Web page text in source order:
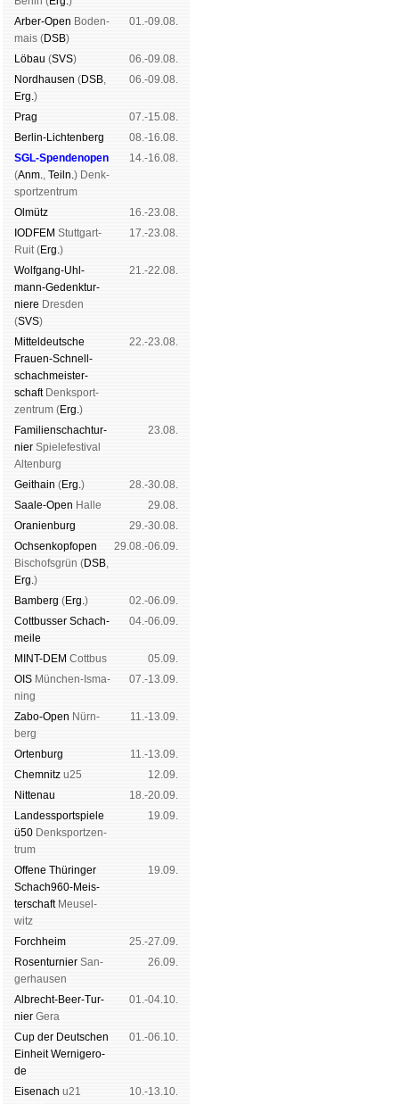
Arber-Open Boden­
mais (DSB)
01.-09.08.
Lö­bau (SVS)
06.-09.08.
Nord­hau­sen (DSB,
Erg.)
06.-09.08.
Prag
07.-15.08.
Berlin-Lich­ten­berg
08.-16.08.
SGL-Spenden­open
(Anm., Teiln.) Denk­
sport­zen­trum
14.-16.08.
Ol­mütz
16.-23.08.
IODFEM Stutt­gart-
Ruit (Erg.)
17.-23.08.
Wolf­gang-Uhl­
mann-Ge­denk­tur­
niere Dres­den
(SVS)
21.-22.08.
Mit­tel­deu­tsche
Frauen-Schnell­
schach­meis­ter­
schaftDenk­sport­
zen­trum (Erg.)
22.-23.08.
Familien­schach­tur­
nier Spiele­fes­ti­val
Al­ten­burg
23.08.
Geit­hain (Erg.)
28.-30.08.
Saale-Open Halle
29.08.
Oranien­burg
29.-30.08.
Och­sen­kopf­open
Bischofs­grün (DSB,
Erg.)
29.08.-06.09.
Bam­berg (Erg.)
02.-06.09.
Cott­busser Schach­
meile
04.-06.09.
MINT-DEM Cott­bus
05.09.
OIS Mün­chen-Is­ma­
ning
07.-13.09.
Zabo-Open Nürn­
berg
11.-13.09.
Orten­burg
11.-13.09.
Chem­nitz u25
12.09.
Nitte­nau
18.-20.09.
Landes­sport­spiele
ü50 Denk­sport­zen­
trum
19.09.
Offene Thü­rin­ger
Schach960-Meis­
ter­schaftMeu­sel­
witz
19.09.
Forch­heim
25.-27.09.
Rosen­tur­nier San­
ger­hau­sen
26.09.
Albrecht-Beer-Tur­
nier Ge­ra
01.-04.10.
Cup der Deut­schen
Ein­heit Wer­ni­ge­ro­
de
01.-06.10.
Eise­nach u21
10.-13.10.